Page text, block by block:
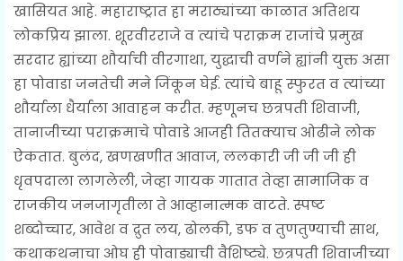
खासियत आहे. महाराष्ट्रात हा मराठ्यांच्या काळात अतिशय
लोकप्रिय झाला. शूरवीरराजे व त्यांचे पराक्रम राजांचे प्रमुख
सरदार ह्यांच्या शौर्याची वीरगाथा, युद्धाची वर्णने ह्यांनी युक्त असा
हा पोवाडा जनतेची मने जिंकून घेई. त्यांचे बाहू स्फुरत व त्यांच्या
शौर्याला धैर्याला आवाहन करीत. म्हणूनच छत्रपती शिवाजी,
तानाजीच्या पराक्रमाचे पोवाडे आजही तितक्याच ओढीने लोक
ऐकतात. बुलंद, खणखणीत आवाज, ललकारी जी जी जी ही
धृवपदाला लागलेली, जेव्हा गायक गातात तेव्हा सामाजिक व
राजकीय जनजागृतीला ते आव्हानात्मक वाटते. स्पष्ट
शब्दोच्चार, आवेश व द्रुत लय, ढोलकी, डफ व तुणतुण्याची साथ,
कथाकथनाचा ओघ ही पोवाड्याची वैशिष्ट्ये. छत्रपती शिवाजीच्या